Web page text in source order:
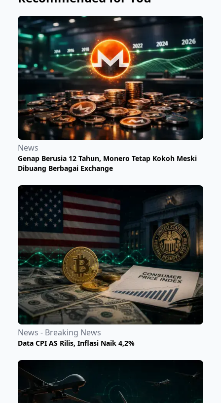
News
Genap Berusia 12 Tahun, Monero Tetap Kokoh Meski
Dibuang Berbagai Exchange
News - Breaking News
Data CPI AS Rilis, Inflasi Naik 4,2%